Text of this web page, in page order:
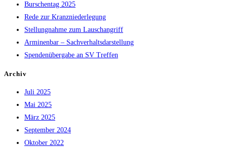
Burschentag 2025
Rede zur Kranzniederlegung
Stellungnahme zum Lauschangriff
Arminenbar – Sachverhaltsdarstellung
Spendenübergabe an SV Treffen
Archiv
Juli 2025
Mai 2025
März 2025
September 2024
Oktober 2022